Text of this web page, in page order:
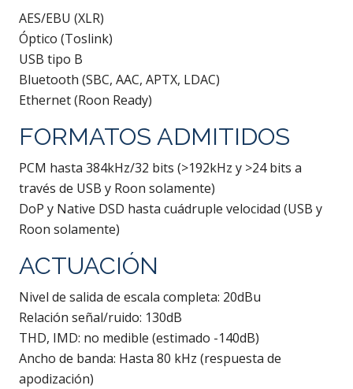
AES/EBU (XLR)
Óptico (Toslink)
USB tipo B
Bluetooth (SBC, AAC, APTX, LDAC)
Ethernet (Roon Ready)
FORMATOS ADMITIDOS
PCM hasta 384kHz/32 bits (>192kHz y >24 bits a
través de USB y Roon solamente)
DoP y Native DSD hasta cuádruple velocidad (USB y
Roon solamente)
ACTUACIÓN
Nivel de salida de escala completa: 20dBu
Relación señal/ruido: 130dB
THD, IMD: no medible (estimado -140dB)
Ancho de banda: Hasta 80 kHz (respuesta de
apodización)